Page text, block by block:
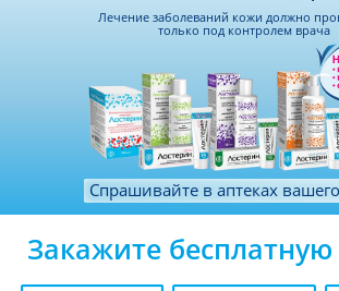
Лечение заболеваний кожи должно
только под контролем врача
Спрашивайте в аптеках
Закажите бесплатную